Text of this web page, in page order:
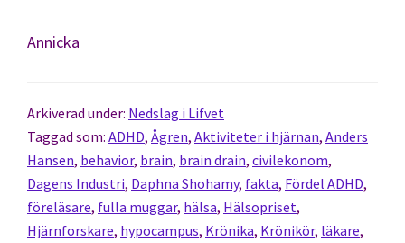
Annicka
Arkiverad under: Nedslag i Lifvet
Taggad som: ADHD, Ågren, Aktiviteter i hjärnan, Anders
Hansen, behavior, brain, brain drain, civilekonom,
Dagens Industri, Daphna Shohamy, fakta, Fördel ADHD,
föreläsare, fulla muggar, hälsa, Hälsopriset,
Hjärnforskare, hypocampus, Krönika, Krönikör, läkare,